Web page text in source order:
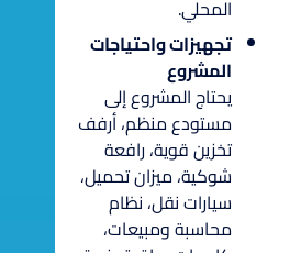
المحلي.
تجهيزات واحتياجات
المشروع
يحتاج المشروع إلى
مستودع منظم، أرفف
تخزين قوية، رافعة
شوكية، ميزان تحميل،
سيارات نقل، نظام
محاسبة ومبيعات،